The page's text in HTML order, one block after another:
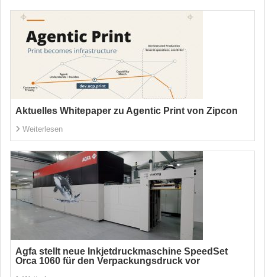
Aktuelles Whitepaper zu Agentic Print von Zipcon
Weiterlesen
Agfa stellt neue Inkjetdruckmaschine SpeedSet
Orca 1060 für den Verpackungsdruck vor